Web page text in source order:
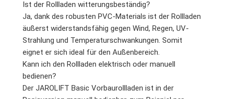
Ist der Rollladen witterungsbeständig?
Ja, dank des robusten PVC-Materials ist der Rollladen
äußerst widerstandsfähig gegen Wind, Regen, UV-
Strahlung und Temperaturschwankungen. Somit
eignet er sich ideal für den Außenbereich.
Kann ich den Rollladen elektrisch oder manuell
bedienen?
Der JAROLIFT Basic Vorbaurollladen ist in der